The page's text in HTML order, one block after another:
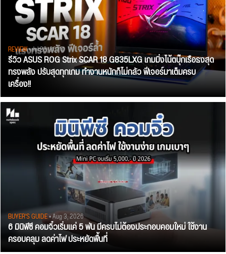
REVIEW• Jul 28, 2026
รีวิว ASUS ROG Strix SCAR 18 G835LXG เกมมิ่งโน้ตบุ๊กเรือธงสุด
ทรงพลัง ปรับสุดทุกเกม ทำงานหนักก็ไม่กลัว ฟีเจอร์มาเต็มครบ
เครื่อง!!
BUYER'S GUIDE• Aug 3, 2026
6 มินิพีซี คอมจิ๋วเริ่มแค่ 5 พัน มีครบไม่ต้องประกอบคอมใหม่ ใช้งาน
ครอบคลุม ลดค่าไฟ ประหยัดพื้นที่